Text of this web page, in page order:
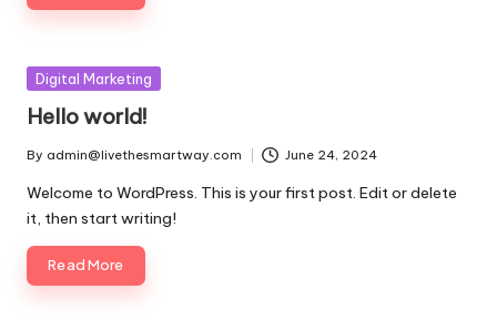
Posted
Digital Marketing
Hello world!
Posted
by
By admin@livethesmartway.com June 24, 2024
Welcome to WordPress. This is your first post. Edit or delete
it, then start writing!
Read More